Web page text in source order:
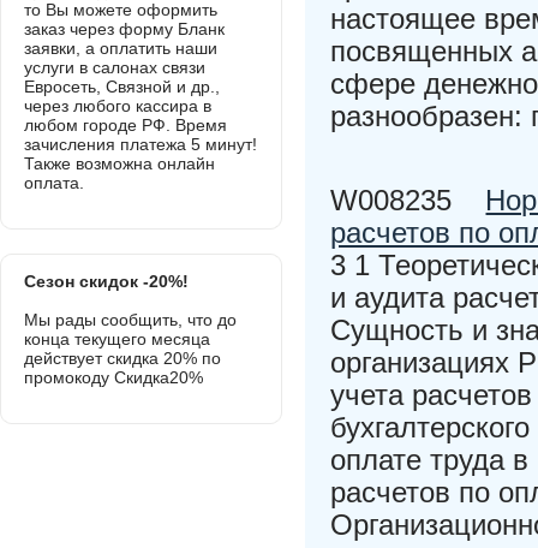
настоящее
посвященных
сфере
разнообразен:
W008235
расчетов по
3 1
и аудита
Сущность и
организациях
учета
оплате труда в
расчетов по
то Вы можете оформить
заказ через форму Бланк
заявки, а оплатить наши
услуги в салонах связи
Евросеть, Связной и др.,
через любого кассира в
любом городе РФ. Время
зачисления платежа 5 минут!
Также возможна онлайн
оплата.
Сезон скидок -20%!
Мы рады сообщить, что до
конца текущего месяца
действует скидка 20% по
промокоду Скидка20%